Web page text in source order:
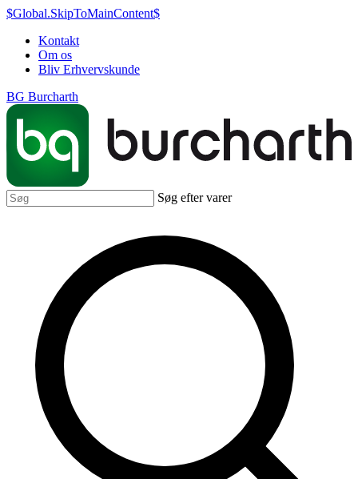
$Global.SkipToMainContent$
Kontakt
Om os
Bliv Erhvervskunde
BG Burcharth
Søg efter varer